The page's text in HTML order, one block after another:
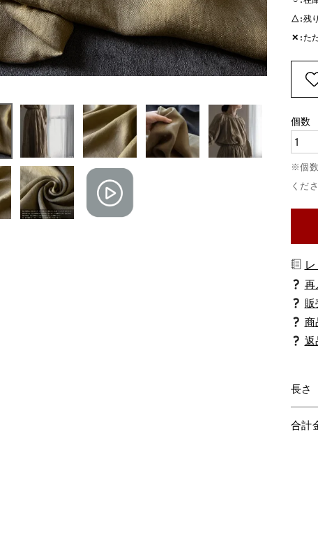
△ 残
✕ た
商
長さ
合計